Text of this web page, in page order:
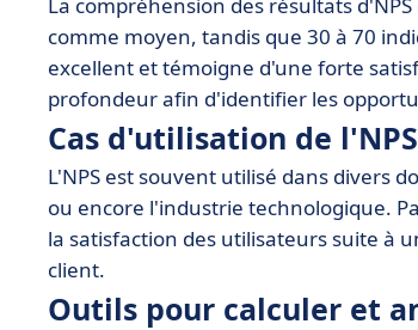
comme moyen, tandis que 30 à 70
excellent et témoigne d'une forte
profondeur afin d'identifier les
Cas d'utilisation de l'NPS
L'NPS est souvent utilisé dans divers
ou encore l'industrie technologique.
la satisfaction des utilisateurs suite à
client.
Outils pour calculer et